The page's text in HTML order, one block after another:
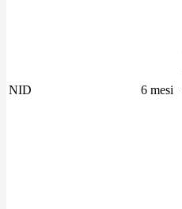
NID 6 mesi